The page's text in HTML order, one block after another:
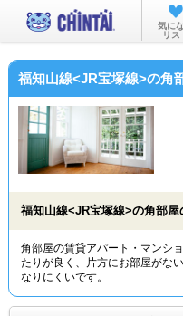
お
気に
リス
福知山線<JR宝塚線>の角
福知山線<JR宝塚線>の角部屋
角部屋の賃貸アパート・マンシ
たりが良く、片方にお部屋がな
なりにくいです。